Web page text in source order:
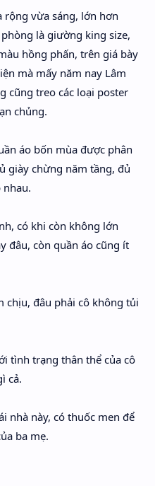
rộng vừa sáng, lớn hơn
là giường king size,
hồng phấn, trên giá bày
mà mấy năm nay Lâm
cũng treo các loại poster
chủng.
áo bốn mùa được phân
giày chừng năm tầng, đủ
nhau.
có khi còn không lớn
đâu, còn quần áo cũng ít
chịu, đâu phải cô không tủi
tình trạng thân thể của cô
cả.
nhà này, có thuốc men để
ba mẹ.